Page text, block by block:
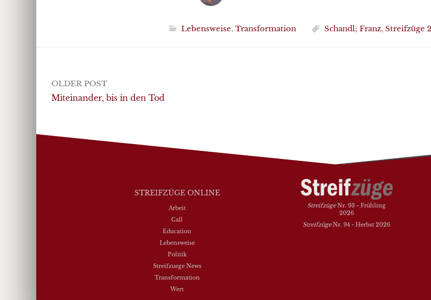
Lebensweise, Transformation Schandl; Franz, Streifzüge
Post
navigation
OLDER POST
Miteinander, bis in den Tod
STREIFZÜGE ONLINE
Arbeit
Call
Education
Lebensweise
Politik
Streifzuege News
Transformation
Wert
StreifzügeNr. 93 - Frühling
2026
StreifzügeNr. 94 - Herbst 2026